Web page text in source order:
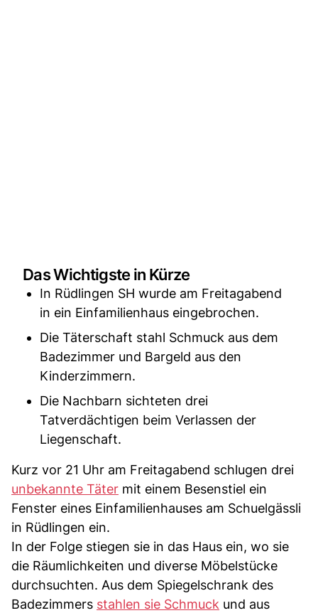
Das Wichtigste in Kürze
In Rüdlingen SH wurde am Freitagabend
in ein Einfamilienhaus eingebrochen.
Die Täterschaft stahl Schmuck aus dem
Badezimmer und Bargeld aus den
Kinderzimmern.
Die Nachbarn sichteten drei
Tatverdächtigen beim Verlassen der
Liegenschaft.
Kurz vor 21 Uhr am Freitagabend schlugen drei
unbekannte Täter mit einem Besenstiel ein
Fenster eines Einfamilienhauses am Schuelgässli
in Rüdlingen ein.
In der Folge stiegen sie in das Haus ein, wo sie
die Räumlichkeiten und diverse Möbelstücke
durchsuchten. Aus dem Spiegelschrank des
Badezimmers stahlen sie Schmuck und aus